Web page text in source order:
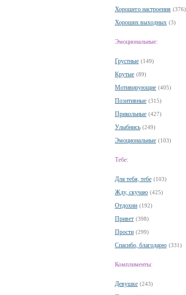
Хорошего настроения (376)
Хороших выходных (3)
Эмоциональные:
Грустные (149)
Крутые (89)
Мотивирующие (405)
Позитивные (315)
Прикольные (427)
Улыбнись (249)
Эмоциональные (103)
Тебе:
Для тебя, тебе (103)
Жду, скучаю (425)
Отдохни (192)
Привет (398)
Прости (299)
Спасибо, благодарю (331)
Комплименты:
Девушке (243)